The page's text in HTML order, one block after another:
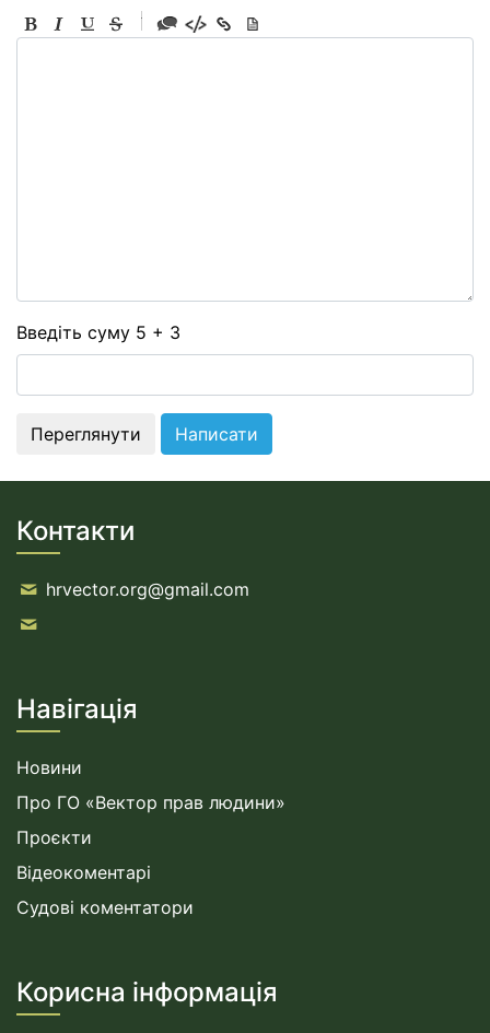
-
-
Введіть суму 5 + 3
Контакти
hrvector.org@gmail.com
Навігація
Новини
Про ГО «Вектор прав людини»
Проєкти
Відеокоментарі
Судові коментатори
Корисна інформація